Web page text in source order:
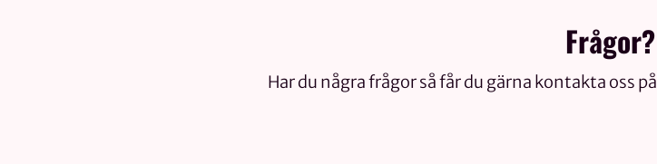
Frågor?
Har du några frågor så får du gärna kontakta oss på